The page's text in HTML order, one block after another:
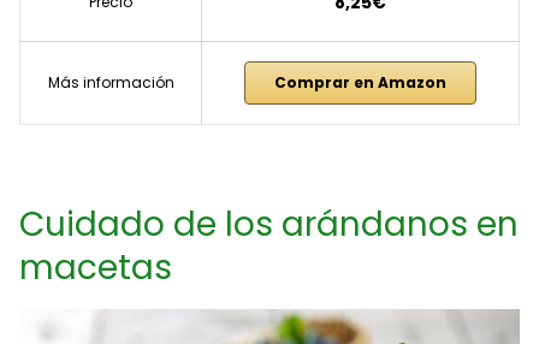
Más información Comprar en Amazon
Cuidado de los arándanos en
macetas